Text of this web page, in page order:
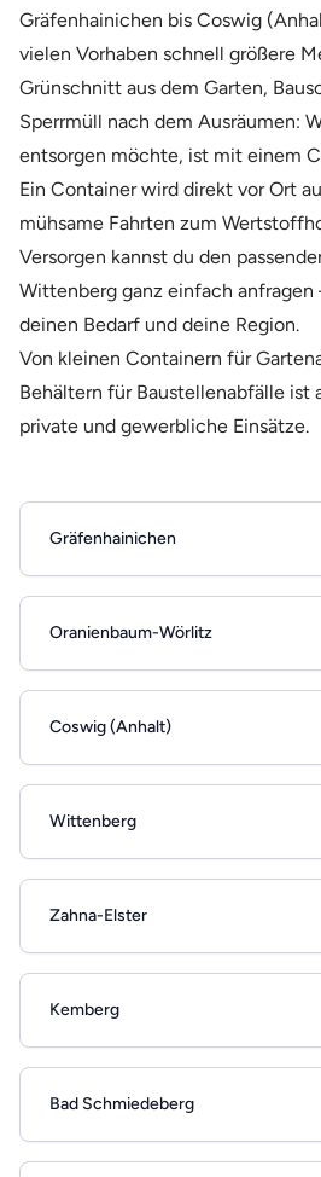
Gräfenhainichen bis Coswig
vielen Vorhaben schnell größere
Grünschnitt aus dem Garten,
Sperrmüll nach dem Ausräumen:
entsorgen möchte, ist mit einem
Ein Container wird direkt vor Ort
mühsame Fahrten zum
Versorgen kannst du den
Wittenberg ganz einfach
deinen Bedarf und deine Region.
Von kleinen Containern für
Behältern für Baustellenabfälle ist
private und gewerbliche Einsätze.
Gräfenhainichen
Oranienbaum-Wörlitz
Coswig (Anhalt)
Wittenberg
Zahna-Elster
Kemberg
Bad Schmiedeberg